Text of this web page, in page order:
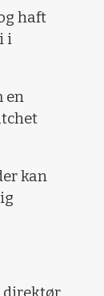
haft
i
en
kan